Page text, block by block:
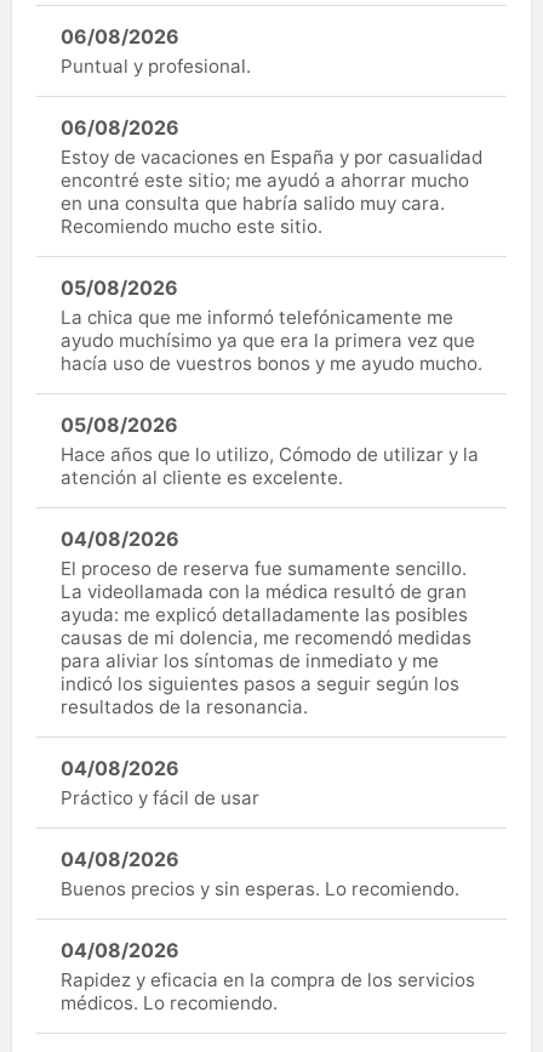
06/08/2026
Puntual y profesional.
06/08/2026
Estoy de vacaciones en España y por casualidad
encontré este sitio; me ayudó a ahorrar mucho
en una consulta que habría salido muy cara.
Recomiendo mucho este sitio.
05/08/2026
La chica que me informó telefónicamente me
ayudo muchísimo ya que era la primera vez que
hacía uso de vuestros bonos y me ayudo mucho.
05/08/2026
Hace años que lo utilizo, Cómodo de utilizar y la
atención al cliente es excelente.
04/08/2026
El proceso de reserva fue sumamente sencillo.
La videollamada con la médica resultó de gran
ayuda: me explicó detalladamente las posibles
causas de mi dolencia, me recomendó medidas
para aliviar los síntomas de inmediato y me
indicó los siguientes pasos a seguir según los
resultados de la resonancia.
04/08/2026
Práctico y fácil de usar
04/08/2026
Buenos precios y sin esperas. Lo recomiendo.
04/08/2026
Rapidez y eficacia en la compra de los servicios
médicos. Lo recomiendo.